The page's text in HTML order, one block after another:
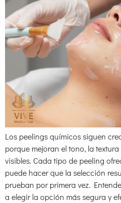
Los peelings químicos siguen
porque mejoran el tono, la
visibles. Cada tipo de peeling
puede hacer que la selección
prueban por primera vez.
a elegir la opción más segura y